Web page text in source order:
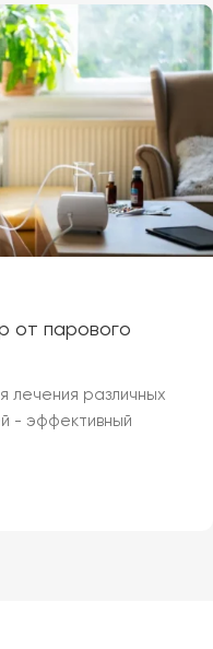
от парового
лечения различных
- эффективный